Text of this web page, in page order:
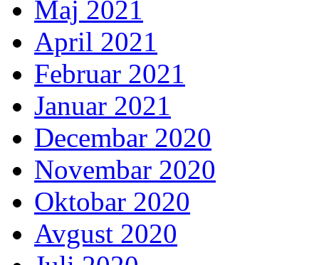
Maj 2021
April 2021
Februar 2021
Januar 2021
Decembar 2020
Novembar 2020
Oktobar 2020
Avgust 2020